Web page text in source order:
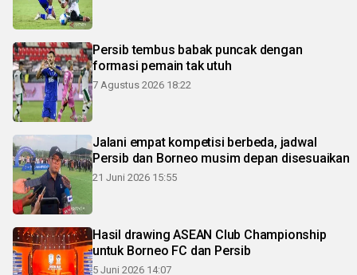
Persib tembus babak puncak dengan
formasi pemain tak utuh
7 Agustus 2026 18:22
Jalani empat kompetisi berbeda, jadwal
Persib dan Borneo musim depan disesuaikan
21 Juni 2026 15:55
Hasil drawing ASEAN Club Championship
untuk Borneo FC dan Persib
5 Juni 2026 14:07